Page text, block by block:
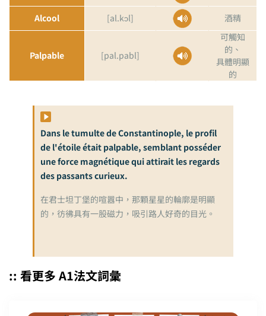
Alcool [al.kɔl] 酒精
Palpable [pal.pabl]
可觸知
的、
具體明顯
的
Dans le tumulte de Constantinople, le profil
de l'étoile était palpable, semblant posséder
une force magnétique qui attirait les regards
des passants curieux.
在君士坦丁堡的喧囂中，那顆星星的輪廓是明顯
的，彷彿具有一股磁力，吸引路人好奇的目光。
:: 看更多 A1法文詞彙